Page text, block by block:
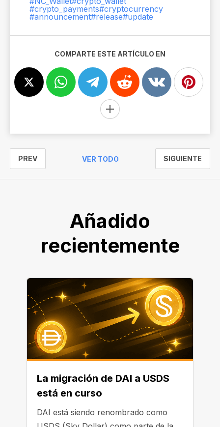
#crypto_payments#cryptocurrency
#announcement#release#update
COMPARTE ESTE ARTÍCULO EN
PREV VER TODO SIGUIENTE
Añadido
recientemente
La migración de DAI a USDS
está en curso
DAI está siendo renombrado como